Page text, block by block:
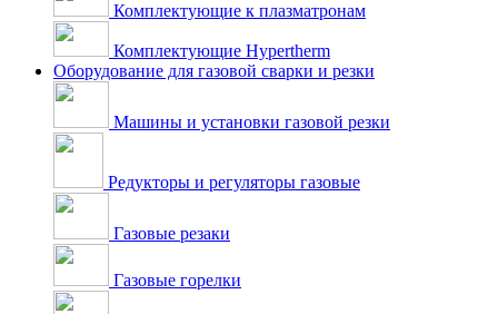
Комплектующие к плазматронам
Комплектующие Hypertherm
Оборудование для газовой сварки и резки
Машины и установки газовой резки
Редукторы и регуляторы газовые
Газовые резаки
Газовые горелки